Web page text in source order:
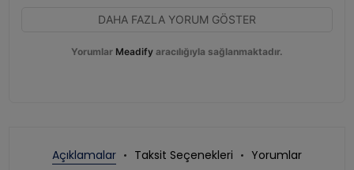
DAHA FAZLA YORUM GÖSTER
Yorumlar Meadify aracılığıyla sağlanmaktadır.
Açıklamalar Taksit Seçenekleri Yorumlar